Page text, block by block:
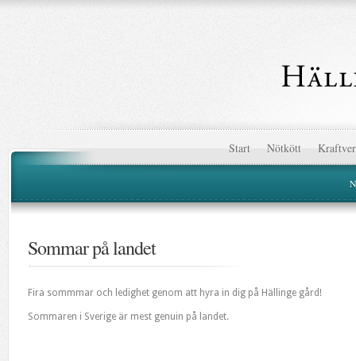
Start Nötkött
Sommar på landet
Fira sommmar och ledighet genom att hyra in dig på Hällinge gård!
Sommaren i Sverige är mest genuin på landet.